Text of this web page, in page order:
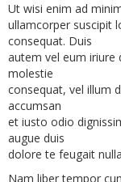
Ut wisi enim ad
ullamcorper suscipit
consequat. Duis
autem vel eum iriure
molestie
consequat, vel illum
accumsan
et iusto odio
augue duis
dolore te feugait
Nam liber tempor